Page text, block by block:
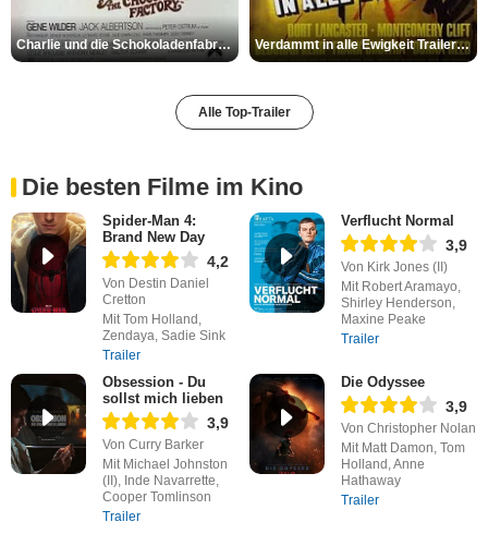
Charlie und die Schokoladenfabrik Trailer OV Verdammt in alle Ewigkeit Trailer OV
Alle Top-Trailer
Die besten Filme im Kino
Spider-Man 4:
Brand New Day
4,2
Von Destin Daniel
Cretton
Mit Tom Holland,
Zendaya, Sadie Sink
Trailer
Verflucht Normal
3,9
Von Kirk Jones (II)
Mit Robert Aramayo,
Shirley Henderson,
Maxine Peake
Trailer
Obsession - Du
sollst mich lieben
3,9
Von Curry Barker
Mit Michael Johnston
(II), Inde Navarrette,
Cooper Tomlinson
Trailer
Die Odyssee
3,9
Von Christopher Nolan
Mit Matt Damon, Tom
Holland, Anne
Hathaway
Trailer